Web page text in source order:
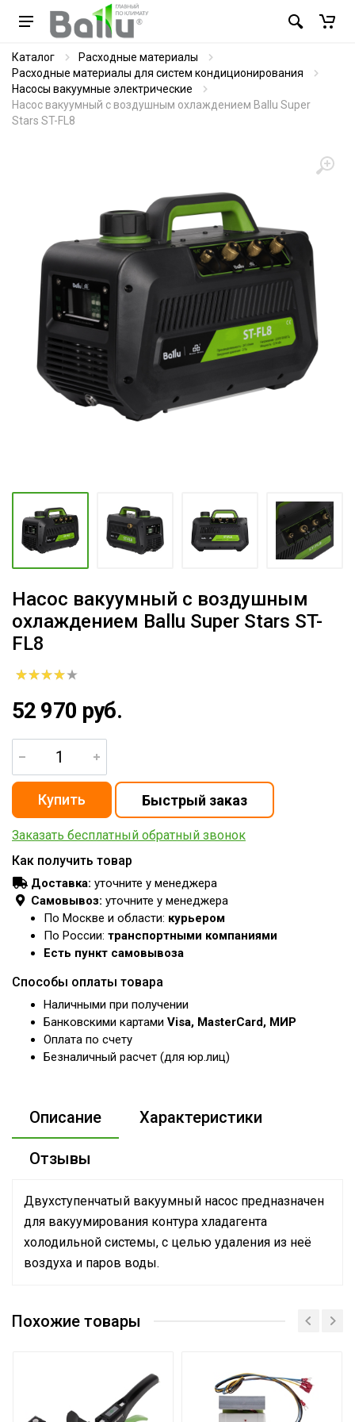
Каталог
Расходные материалы
Расходные материалы для систем кондиционирования
Насосы вакуумные электрические
Насос вакуумный с воздушным охлаждением Ballu Super
Stars ST-FL8
Насос вакуумный с воздушным
охлаждением Ballu Super Stars ST-
FL8
52 970 руб.
Заказать бесплатный обратный звонок
Как получить товар
Доставка: уточните у менеджера
Самовывоз: уточните у менеджера
По Москве и области: курьером
По России: транспортными компаниями
Есть пункт самовывоза
Способы оплаты товара
Наличными при получении
Банковскими картами Visa, MasterCard, МИР
Оплата по счету
Безналичный расчет (для юр.лиц)
Описание Характеристики
Отзывы
Двухступенчатый вакуумный насос предназначен
для вакуумирования контура хладагента
холодильной системы, с целью удаления из неё
воздуха и паров воды.
(брутто)
Ширина упаковки товара
22
Похожие товары